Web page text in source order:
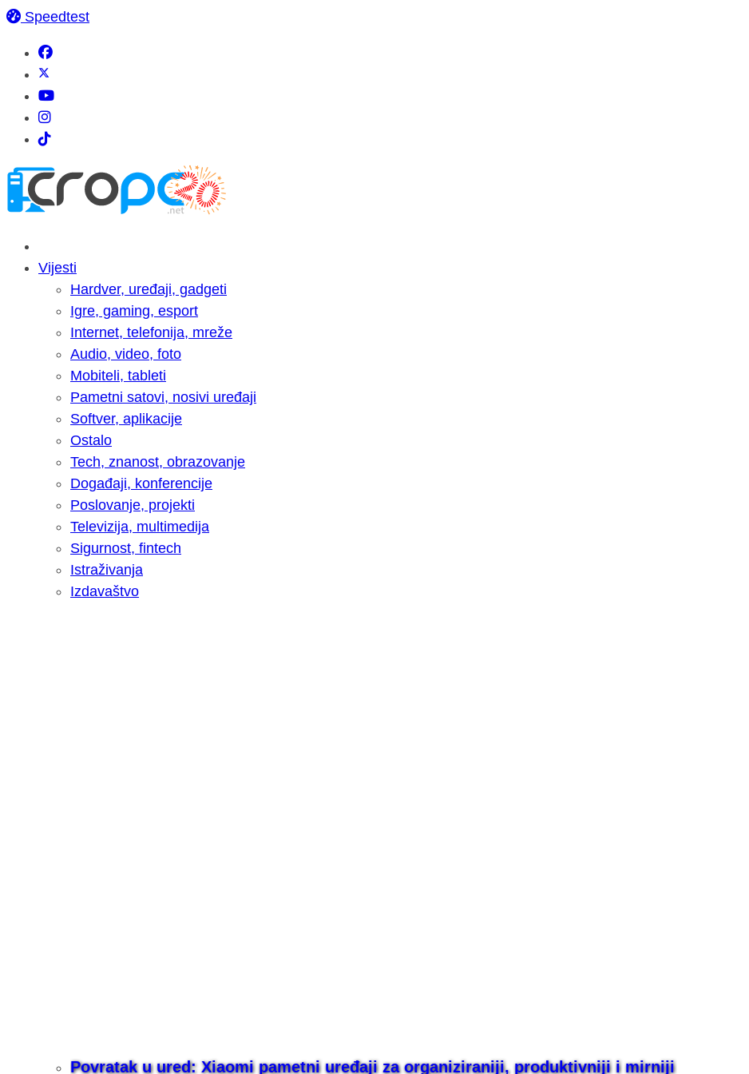
Speedtest
Vijesti
Hardver, uređaji, gadgeti
Igre, gaming, esport
Internet, telefonija, mreže
Audio, video, foto
Mobiteli, tableti
Pametni satovi, nosivi uređaji
Softver, aplikacije
Ostalo
Tech, znanost, obrazovanje
Događaji, konferencije
Poslovanje, projekti
Televizija, multimedija
Sigurnost, fintech
Istraživanja
Izdavaštvo
Povratak u ured: Xiaomi pametni uređaji za organiziraniji, produktivniji i mirniji